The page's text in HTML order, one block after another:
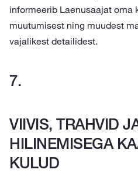
informeerib Laenusaajat oma
muutumisest ning muudest
vajalikest detailidest.
VIIVIS, TRAHVID
HILINEMISEGA
KULUD